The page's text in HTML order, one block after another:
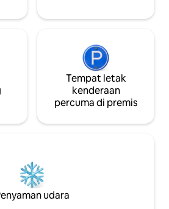
Tempat letak
kenderaan
percuma di premis
udara